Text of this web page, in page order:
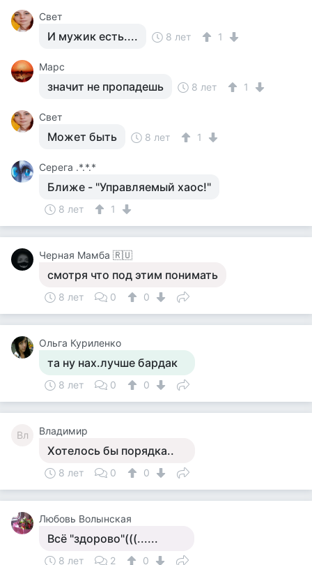
Свет
И мужик есть.... 8 лет 1
Марс
значит не пропадешь 8 лет 1
Свет
Может быть 8 лет 1
Серега .*.*.*
Ближе - "Управляемый хаос!"
8 лет 1
Черная Мамба 🇷🇺
смотря что под этим понимать
8 лет 0 0
Ольга Куриленко
та ну нах.лучше бардак
8 лет 0 0
Вл Владимир
Хотелось бы порядка..
8 лет 0 0
Любовь Волынская
Всё "здорово"(((......
8 лет 2
0